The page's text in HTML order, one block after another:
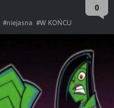
0
#niejasna #W KOŃCU